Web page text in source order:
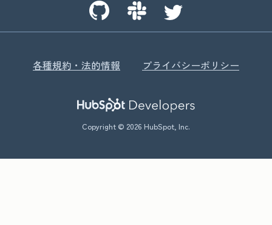
Copyright © 2026 HubSpot, Inc.
各種規約・法的情報 プライバシーポリシー